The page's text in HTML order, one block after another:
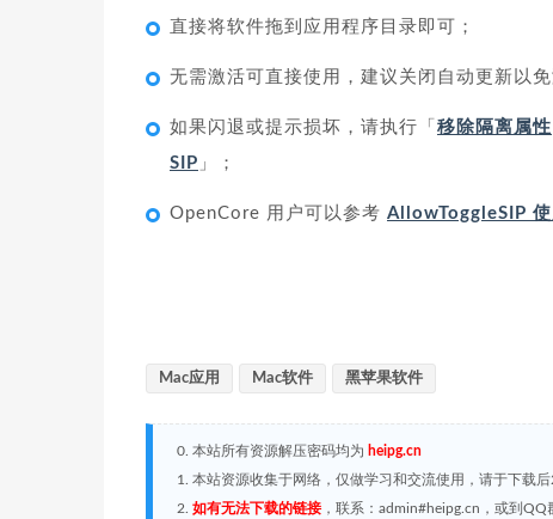
直接将软件拖到应用程序目录即可；
无需激活可直接使用，建议关闭自动更新以
如果闪退或提示损坏，请执行「 移除隔离属性
SIP 」；
OpenCore 用户可以参考 AllowToggleSIP
Mac应用 Mac软件 黑苹果软件
0. 本站所有资源解压密码均为 heipg.cn
1. 本站资源收集于网络，仅做学习和交流使用，请于下载
2. 如有无法下载的链接，联系：admin#heipg.cn，或到QQ